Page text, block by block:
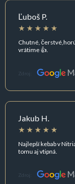
Ľuboš P.
Chutné,
vrátime 👍.
Zdroj:
Jakub H.
Najlepší kebab v
tomu aj vtipná.
Zdroj: